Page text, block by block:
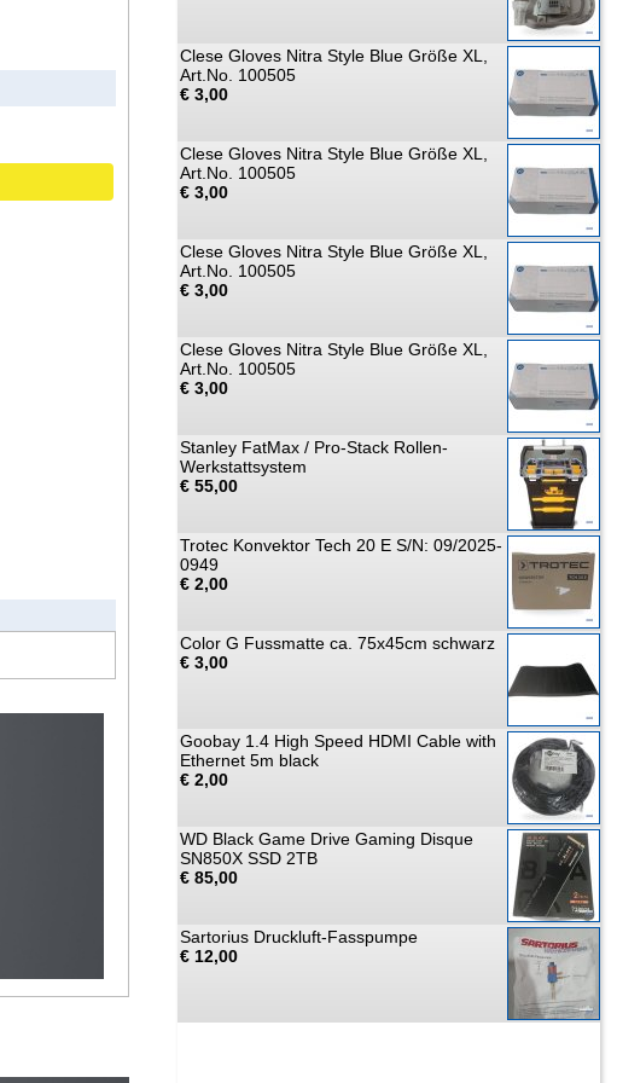
Clese Gloves Nitra Style Blue Größe XL,
Art.No. 100505
€ 3,00
Clese Gloves Nitra Style Blue Größe XL,
Art.No. 100505
€ 3,00
Clese Gloves Nitra Style Blue Größe XL,
Art.No. 100505
€ 3,00
Clese Gloves Nitra Style Blue Größe XL,
Art.No. 100505
€ 3,00
Stanley FatMax / Pro-Stack Rollen-
Werkstattsystem
€ 55,00
Trotec Konvektor Tech 20 E S/N: 09/2025-
0949
€ 2,00
Color G Fussmatte ca. 75x45cm schwarz
€ 3,00
Goobay 1.4 High Speed HDMI Cable with
Ethernet 5m black
€ 2,00
WD Black Game Drive Gaming Disque
SN850X SSD 2TB
€ 85,00
Sartorius Druckluft-Fasspumpe
€ 12,00